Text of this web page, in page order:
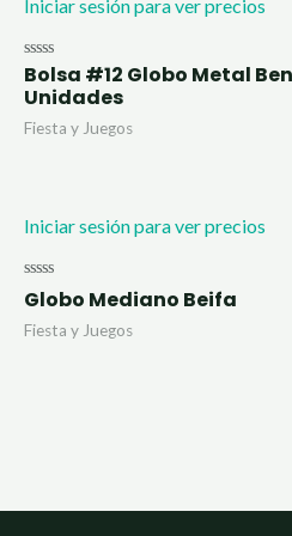
Iniciar sesión para ver precios
Valorado
con
0
de
5
Bolsa #12 Globo Metal
Unidades
Fiesta y Juegos
Iniciar sesión para ver precios
Valorado
con
0
de
Globo Mediano Beifa
Fiesta y Juegos